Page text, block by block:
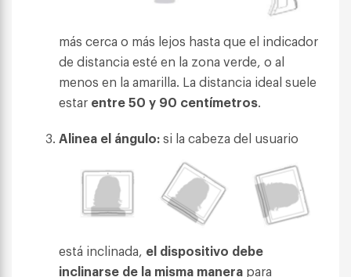
más cerca o más lejos hasta que el indicador
de distancia esté en la zona verde, o al
menos en la amarilla. La distancia ideal suele
estar entre 50 y 90 centímetros.
Alinea el ángulo:si la cabeza del usuario
está inclinada, el dispositivo debe
inclinarse de la misma manera para